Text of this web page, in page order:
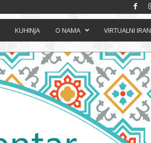
KUHINJA O NAMA VIRTUALNI IRAN